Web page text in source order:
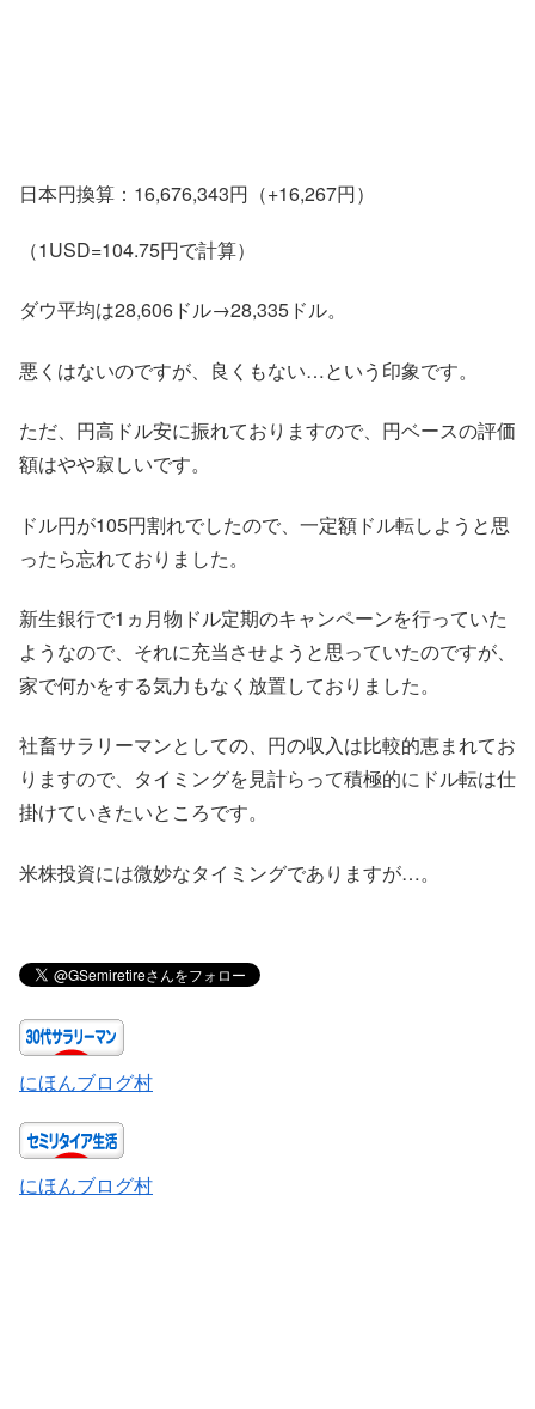
日本円換算：16,676,343円（+16,267円）
（1USD=104.75円で計算）
ダウ平均は28,606ドル→28,335ドル。
悪くはないのですが、良くもない…という印象です。
ただ、円高ドル安に振れておりますので、円ベースの評価
額はやや寂しいです。
ドル円が105円割れでしたので、一定額ドル転しようと思
ったら忘れておりました。
新生銀行で1ヵ月物ドル定期のキャンペーンを行っていた
ようなので、それに充当させようと思っていたのですが、
家で何かをする気力もなく放置しておりました。
社畜サラリーマンとしての、円の収入は比較的恵まれてお
りますので、タイミングを見計らって積極的にドル転は仕
掛けていきたいところです。
米株投資には微妙なタイミングでありますが…。
にほんブログ村
にほんブログ村